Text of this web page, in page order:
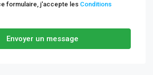
formulaire, j'accepte les Conditions
Envoyer un message